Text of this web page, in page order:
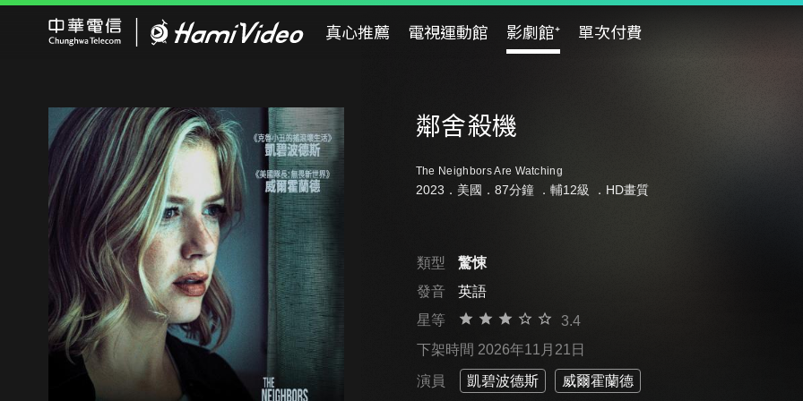
真心推薦 電視運動館 影劇館⁺ 單次付費
鄰舍殺機
The Neighbors Are Watching
2023．美國．87分鐘 ． 輔12級 ．HD畫質
類型
驚悚
發音
英語
星等
3.4
下架時間 2026年11月21日
演員 凱碧波德斯 威爾霍蘭德